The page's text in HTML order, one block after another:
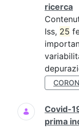
ricerca
Iss, 25
Covid-
prima